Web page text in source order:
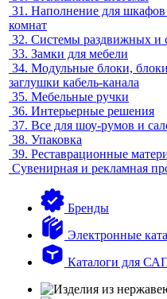
31. Наполнение для
комнат
32. Системы раздвижных и
33. Замки для мебели
34. Модульные блоки,
заглушки кабель-канала
35. Мебельные ручки
36. Интерьерные решения
37. Все для шоу-румов и
38. Упаковка
39. Реставрационные
Сувенирная и рекламная
Бренды
Электронные
Каталоги для